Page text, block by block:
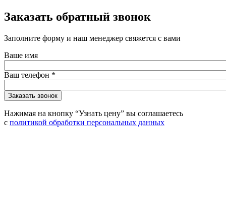
Заказать обратный звонок
Заполните форму и наш менеджер свяжется с вами
Ваше имя
Ваш телефон *
Нажимая на кнопку “Узнать цену” вы соглашаетесь
с политикой обработки персональных данных